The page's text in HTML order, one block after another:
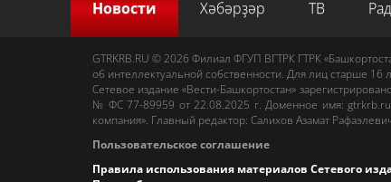
Новости Хәбәрҙәр ТВ
GTRKRB.RU © 2026 Филиал ФГУП ВГТРК ГТРК
об интеллектуальной собственности. Для лиц старше 16
Сетевое издание «Вести-Башкортостан»
№ ФС 77-89959 от 22.08.2025 г. Доменное имя:gtrkrb.ru
компания». Главный редактор: Салихов Азамат
Пользовательское соглашение
Правила использования материалов Сетевого